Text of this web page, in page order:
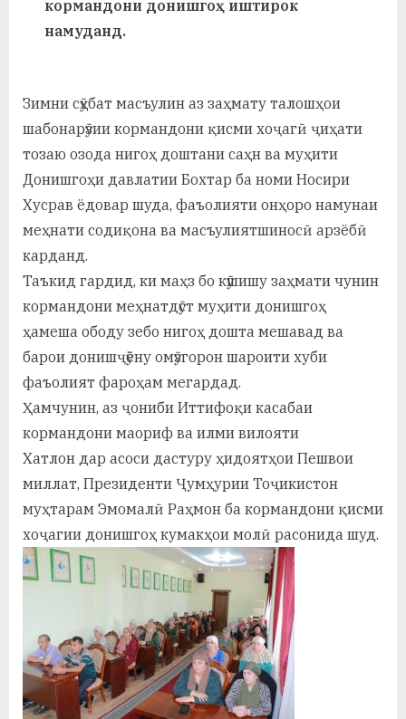
кормандони донишгоҳ иштирок
намуданд.
Зимни сӯҳбат масъулин аз заҳмату талошҳои
шабонарӯзии кормандони қисми хоҷагӣ ҷиҳати
тозаю озода нигоҳ доштани саҳн ва муҳити
Донишгоҳи давлатии Бохтар ба номи Носири
Хусрав ёдовар шуда, фаъолияти онҳоро намунаи
меҳнати содиқона ва масъулиятшиносӣ арзёбӣ
карданд.
Таъкид гардид, ки маҳз бо кӯшишу заҳмати чунин
кормандони меҳнатдӯст муҳити донишгоҳ
ҳамеша ободу зебо нигоҳ дошта мешавад ва
барои донишҷӯёну омӯзгорон шароити хуби
фаъолият фароҳам мегардад.
Ҳамчунин, аз ҷониби Иттифоқи касабаи
кормандони маориф ва илми вилояти
Хатлон дар асоси дастуру ҳидоятҳои Пешвои
миллат, Президенти Ҷумҳурии Тоҷикистон
муҳтарам Эмомалӣ Раҳмон ба кормандони қисми
хоҷагии донишгоҳ кумакҳои молӣ расонида шуд.